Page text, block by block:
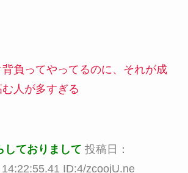
負ってやってるのに、それが成
人が多すぎる
しておりまして 投稿日：
ID:4/zcoojU.ne